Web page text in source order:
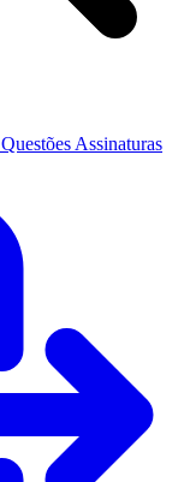
Questões Assinaturas